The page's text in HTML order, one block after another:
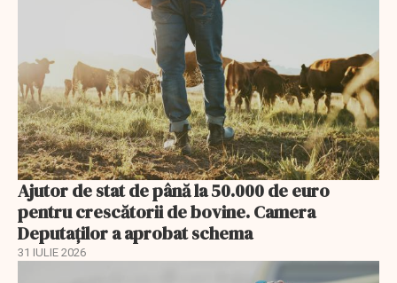
Ajutor de stat de până la 50.000 de euro
pentru crescătorii de bovine. Camera
Deputaților a aprobat schema
31 IULIE 2026